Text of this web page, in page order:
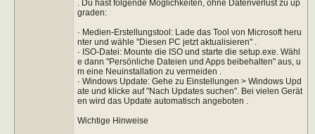
. Du hast folgende Möglichkeiten, ohne Datenverlust zu up
graden:
· Medien-Erstellungstool: Lade das Tool von Microsoft heru
nter und wähle "Diesen PC jetzt aktualisieren" .
· ISO-Datei: Mounte die ISO und starte die setup.exe. Wähl
e dann "Persönliche Dateien und Apps beibehalten" aus, u
m eine Neuinstallation zu vermeiden .
· Windows Update: Gehe zu Einstellungen > Windows Upd
ate und klicke auf "Nach Updates suchen". Bei vielen Gerät
en wird das Update automatisch angeboten .
Wichtige Hinweise